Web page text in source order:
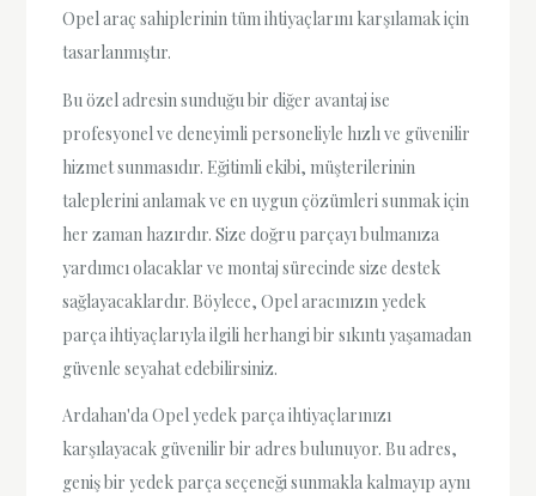
Opel araç sahiplerinin tüm ihtiyaçlarını karşılamak için
tasarlanmıştır.
Bu özel adresin sunduğu bir diğer avantaj ise
profesyonel ve deneyimli personeliyle hızlı ve güvenilir
hizmet sunmasıdır. Eğitimli ekibi, müşterilerinin
taleplerini anlamak ve en uygun çözümleri sunmak için
her zaman hazırdır. Size doğru parçayı bulmanıza
yardımcı olacaklar ve montaj sürecinde size destek
sağlayacaklardır. Böylece, Opel aracınızın yedek
parça ihtiyaçlarıyla ilgili herhangi bir sıkıntı yaşamadan
güvenle seyahat edebilirsiniz.
Ardahan'da Opel yedek parça ihtiyaçlarınızı
karşılayacak güvenilir bir adres bulunuyor. Bu adres,
geniş bir yedek parça seçeneği sunmakla kalmayıp aynı